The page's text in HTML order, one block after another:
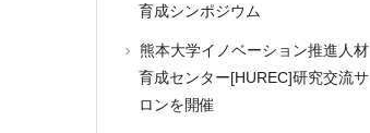
育成シンポジウム
熊本大学イノベーション推進人材
育成センター[HUREC]研究交流サ
ロンを開催